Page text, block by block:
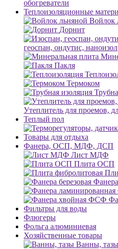
обогреватели
Теплоизоляционные
Войлок
Дорнит
геоспан, ондутис, наноизол
Пакля
Термоком
Утеплитель для проемов,
Теплый пол
Товары для отдыха
Фанера, ОСП, МДФ, ДСП
Лист МДФ
Плита ОСП
Фильтры для воды
Флюгеры
Фольга алюминиевая
Хозяйственные товары
Ванны, тазы